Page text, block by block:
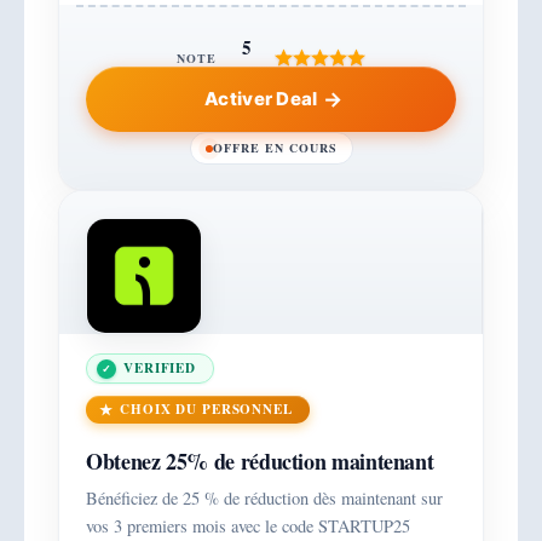
NOTE 5
Activer Deal
OFFRE EN COURS
VERIFIED
CHOIX DU PERSONNEL
Obtenez 25% de réduction maintenant
Bénéficiez de 25 % de réduction dès maintenant sur
vos 3 premiers mois avec le code STARTUP25